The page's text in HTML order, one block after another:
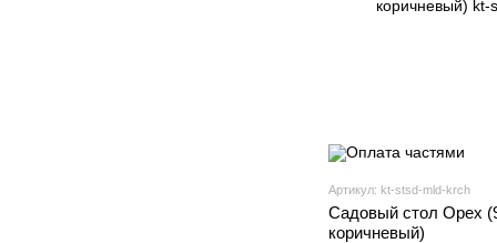
Артикул: kt-stsd-mld-krch
Садовый стол Орех
коричневый)